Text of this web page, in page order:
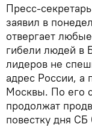
Пресс-
заявил в
отвергает
гибели людей в
лидеров не
адрес России, а
Москвы. По его
продолжат
повестку дня